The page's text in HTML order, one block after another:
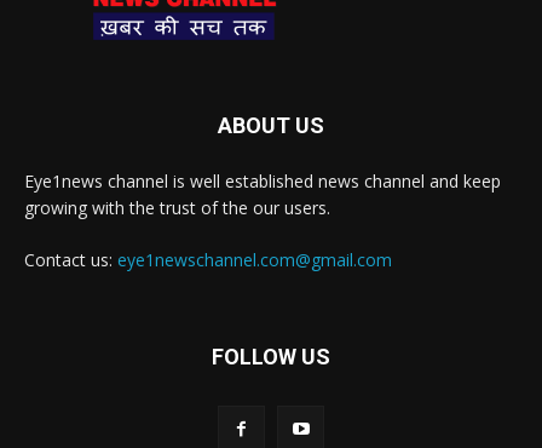
ABOUT US
Eye1news channel is well established news channel and keep
growing with the trust of the our users.
Contact us: eye1newschannel.com@gmail.com
FOLLOW US